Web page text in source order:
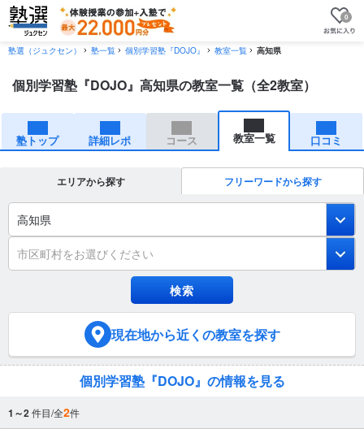
0
塾選（ジュクセン） 塾一覧 個別学習塾『DOJO』 教室一覧 高知県
個別学習塾『DOJO』高知県の教室一覧（全2教室）
塾トップ 詳細レポ コース 教室一覧 口コミ
エリアから探す フリーワードから探す
高知県
市区町村をお選びください
現在地から近くの教室を探す
個別学習塾『DOJO』の情報を見る
1～2件目/全2件